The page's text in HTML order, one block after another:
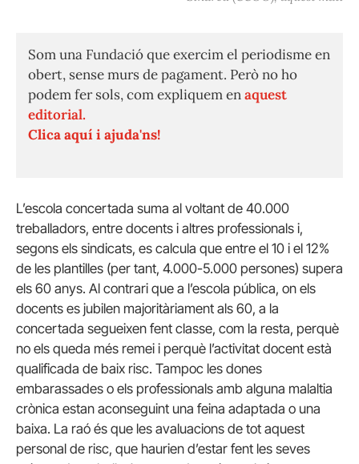
Som una Fundació que exercim el periodisme en
obert, sense murs de pagament. Però no ho
podem fer sols, com expliquem enaquest
editorial.
Clica aquí i ajuda'ns!
L’escola concertada suma al voltant de 40.000
treballadors, entre docents i altres professionals i,
segons els sindicats, es calcula que entre el 10 i el 12%
de les plantilles (per tant, 4.000-5.000 persones) supera
els 60 anys. Al contrari que a l’escola pública, on els
docents es jubilen majoritàriament als 60, a la
concertada segueixen fent classe, com la resta, perquè
no els queda més remei i perquè l’activitat docent està
qualificada de baix risc. Tampoc les dones
embarassades o els professionals amb alguna malaltia
crònica estan aconseguint una feina adaptada o una
baixa. La raó és que les avaluacions de tot aquest
personal de risc, que haurien d’estar fent les seves